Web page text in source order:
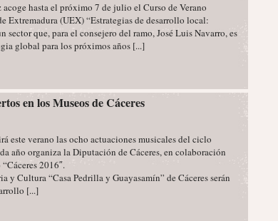
hasta el próximo 7 de julio el Curso de Verano
Extremadura (UEX) “Estrategias de desarrollo local:
sector que, para el consejero del ramo, José Luis Navarro, es
global para los próximos años [...]
en los Museos de Cáceres
este verano las ocho actuaciones musicales del ciclo
año organiza la Diputación de Cáceres, en colaboración
2016″.
y Cultura “Casa Pedrilla y Guayasamín” de Cáceres serán
[...]